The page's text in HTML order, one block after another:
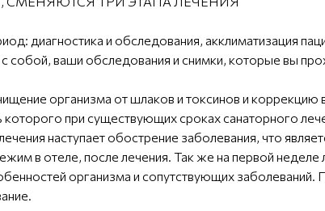
диагностика и обследования, акклиматизация
собой, ваши обследования и снимки, которые вы
организма от шлаков и токсинов и
при существующих сроках санаторного
наступает обострение заболевания, что
в отеле, после лечения. Так же на первой
организма и сопутствующих